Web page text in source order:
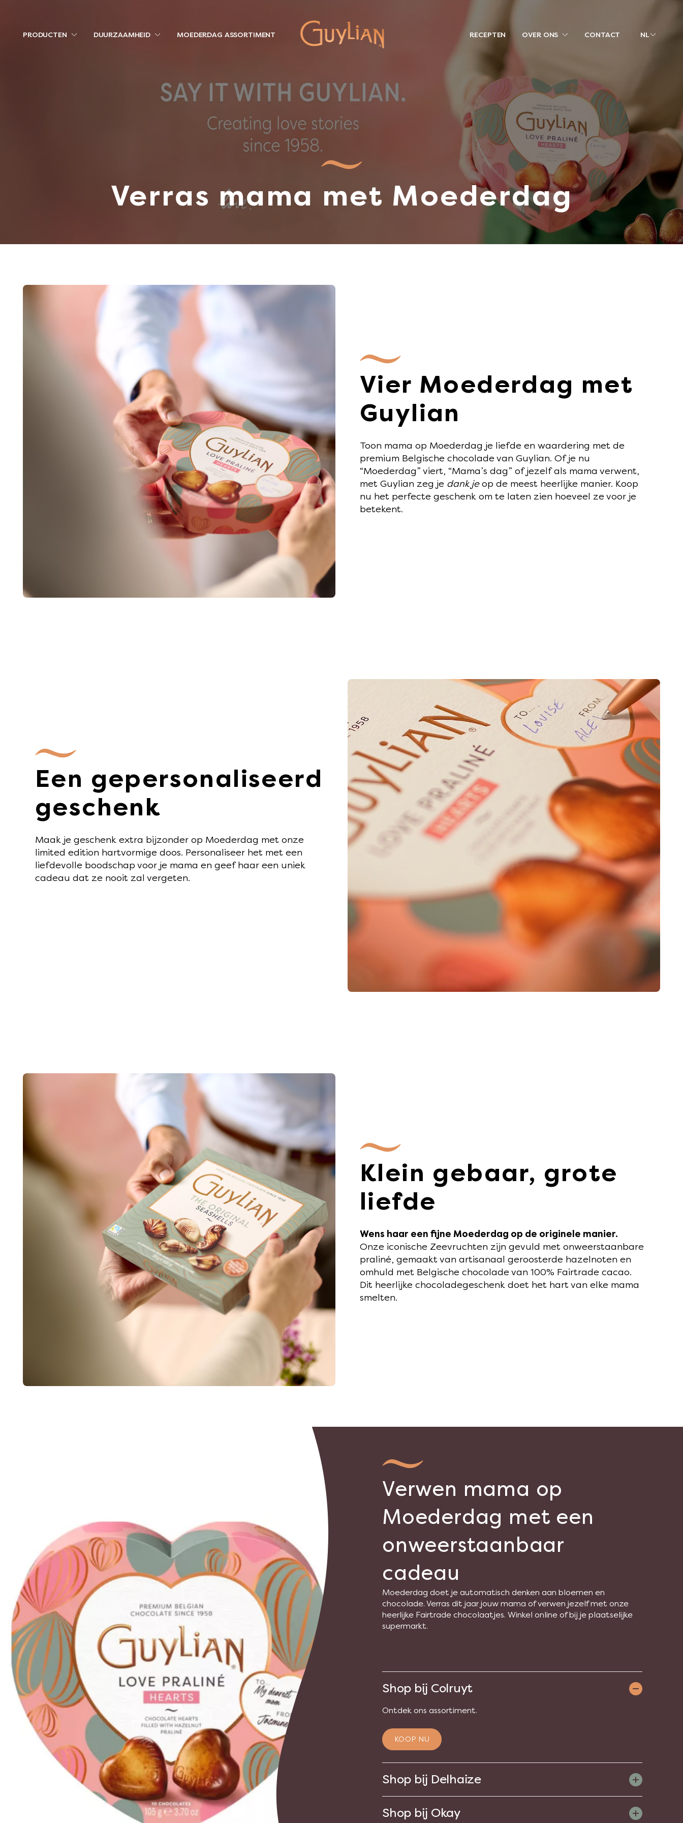
PRODUCTEN DUURZAAMHEID MOEDERDAG ASSORTIMENT RECEPTEN OVER ONS CONTACT NL
Verras mama met Moederdag
Vier Moederdag met
Guylian
Toon mama op Moederdag je liefde en waardering met de
premium Belgische chocolade van Guylian. Of je nu
“Moederdag” viert, “Mama’s dag” of jezelf als mama verwent,
met Guylian zeg je dank jeop de meest heerlijke manier. Koop
nu het perfecte geschenk om te laten zien hoeveel ze voor je
betekent.
Een gepersonaliseerd
geschenk
Maak je geschenk extra bijzonder op Moederdag met onze
limited edition hartvormige doos. Personaliseer het met een
liefdevolle boodschap voor je mama en geef haar een uniek
cadeau dat ze nooit zal vergeten.
Klein gebaar, grote
liefde
Wens haar een fijne Moederdag op de originele manier.
Onze iconische Zeevruchten zijn gevuld met onweerstaanbare
praliné, gemaakt van artisanaal geroosterde hazelnoten en
omhuld met Belgische chocolade van 100% Fairtrade cacao.
Dit heerlijke chocoladegeschenk doet het hart van elke mama
smelten.
Verwen mama op
Moederdag met een
onweerstaanbaar
cadeau
Moederdag doet je automatisch denken aan bloemen en
chocolade. Verras dit jaar jouw mama of verwen jezelf met onze
heerlijke Fairtrade chocolaatjes. Winkel online of bij je plaatselijke
supermarkt.
Shop bij Colruyt
Ontdek ons assortiment.
KOOP NU
Shop bij Delhaize
Shop bij Okay